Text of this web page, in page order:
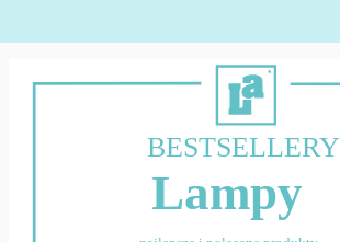
BESTSELLERY
Lampy